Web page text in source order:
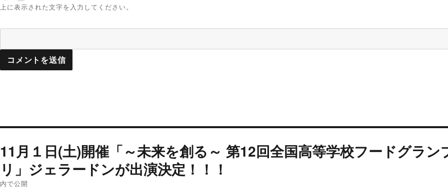
上に表示された文字を入力してください。
稿
ナ
ビ
ゲ
11月１日(土)開催「～未来を創る～ 第12回全国高等学校フードグラン
リ」ジェラードンが出演決定！！！
内で公開